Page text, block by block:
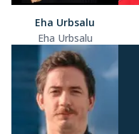
Eha Urbsalu
Eha Urbsalu